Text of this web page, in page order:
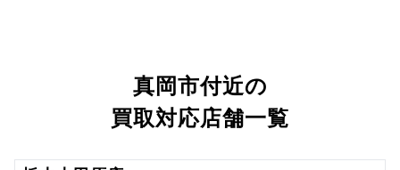
真岡市付近の
買取対応店舗一覧